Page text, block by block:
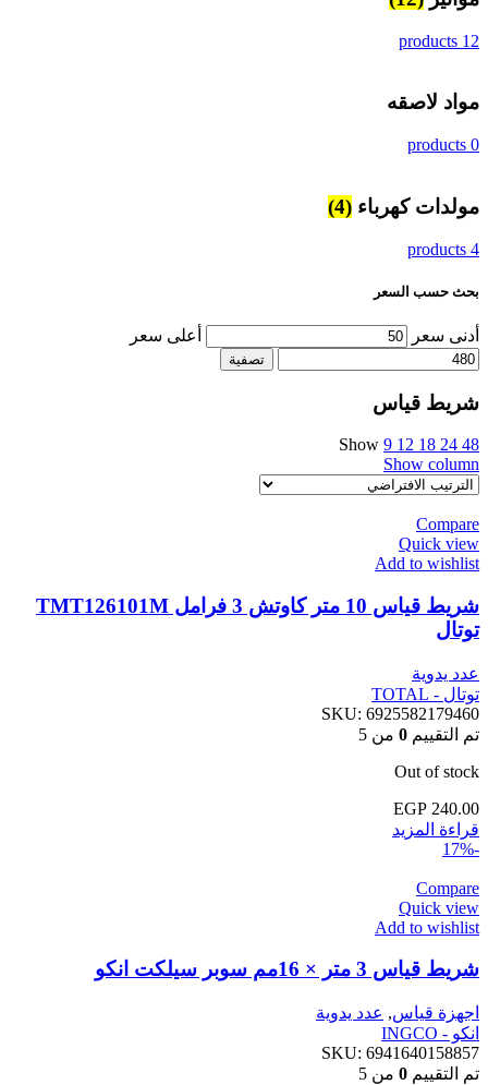
12 products
مواد لاصقه
0 products
مولدات كهرباء (4)
4 products
بحث حسب السعر
أدنى سعر أعلى سعر
تصفية
شريط قياس
Show 9 12 18 24 48
Show column
Compare
Quick view
Add to wishlist
شريط قياس 10 متر كاوتش 3 فرامل TMT126101M
توتال
عدد يدوية
توتال - TOTAL
SKU: 6925582179460
تم التقييم 0 من 5
Out of stock
EGP 240.00
قراءة المزيد
-17%
Compare
Quick view
Add to wishlist
شريط قياس 3 متر × 16مم سوبر سيلكت انكو
اجهزة قياس, عدد يدوية
انكو - INGCO
SKU: 6941640158857
تم التقييم 0 من 5